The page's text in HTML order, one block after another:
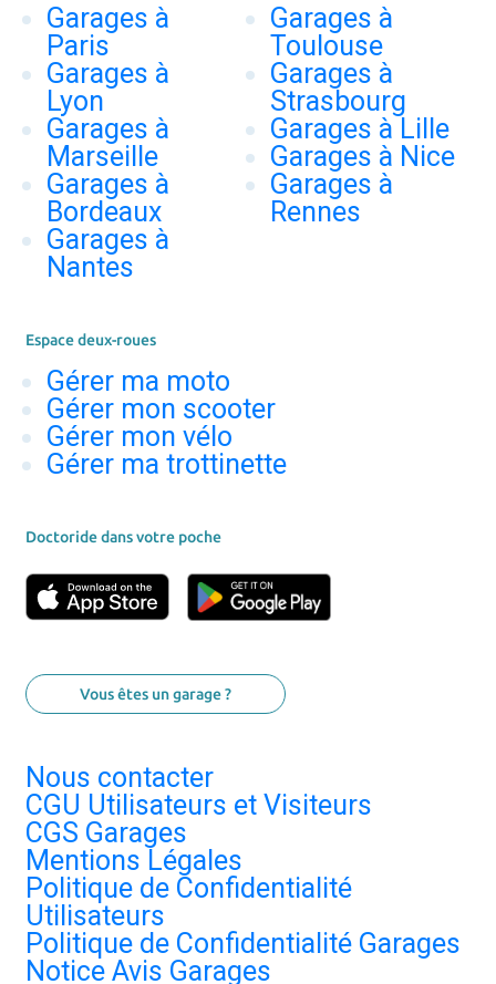
Garages à
Paris
Garages à
Lyon
Garages à
Marseille
Garages à
Bordeaux
Garages à
Nantes
Garages à
Toulouse
Garages à
Strasbourg
Garages à Lille
Garages à Nice
Garages à
Rennes
Espace deux-roues
Gérer ma moto
Gérer mon scooter
Gérer mon vélo
Gérer ma trottinette
Doctoride dans votre poche
Vous êtes un garage ?
Nous contacter
CGU Utilisateurs et Visiteurs
CGS Garages
Mentions Légales
Politique de Confidentialité
Utilisateurs
Politique de Confidentialité Garages
Notice Avis Garages